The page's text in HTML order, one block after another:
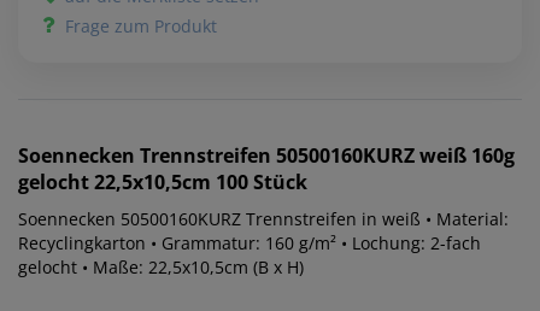
Frage zum Produkt
Soennecken Trennstreifen 50500160KURZ weiß 160g
gelocht 22,5x10,5cm 100 Stück
Soennecken 50500160KURZ Trennstreifen in weiß • Material:
Recyclingkarton • Grammatur: 160 g/m² • Lochung: 2-fach
gelocht • Maße: 22,5x10,5cm (B x H)